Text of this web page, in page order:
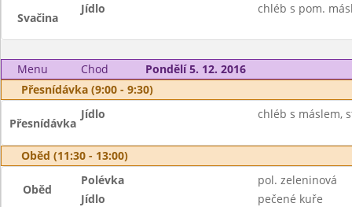
Svačina
Jídlo chléb s pom.
Menu Chod
Pondělí 5. 12. 2016
Přesnídávka (9:00 - 9:30)
Přesnídávka
Jídlo chléb s máslem,
Oběd (11:30 - 13:00)
Oběd
Polévka
pol. zeleninová
Jídlo
pečené kuře